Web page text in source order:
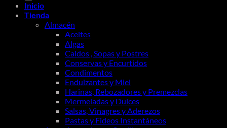
Inicio
Tienda
Almacén
Aceites
Algas
Caldos , Sopas y Postres
Conservas y Encurtidos
Condimentos
Endulzantes y Miel
Harinas, Rebozadores y Premezclas
Mermeladas y Dulces
Salsas, Vinagres y Aderezos
Pastas y Fideos Instantáneos